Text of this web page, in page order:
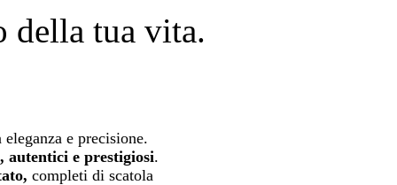
della tua vita.
e precisione.
autentici e prestigiosi.
completi di scatola